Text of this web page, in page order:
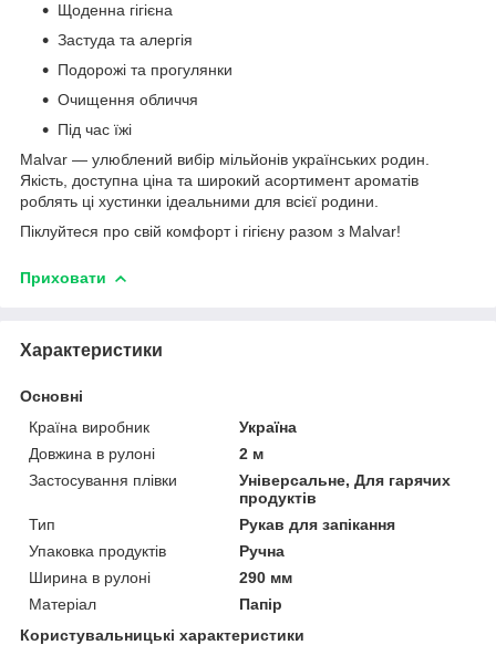
Щоденна гігієна
Застуда та алергія
Подорожі та прогулянки
Очищення обличчя
Під час їжі
Malvar — улюблений вибір мільйонів українських родин.
Якість, доступна ціна та широкий асортимент ароматів
роблять ці хустинки ідеальними для всієї родини.
Піклуйтеся про свій комфорт і гігієну разом з Malvar!
Приховати
Характеристики
Основні
Країна виробник
Україна
Довжина в рулоні
2 м
Застосування плівки
Універсальне, Для гарячих
продуктів
Тип
Рукав для запікання
Упаковка продуктів
Ручна
Ширина в рулоні
290 мм
Матеріал
Папір
Користувальницькі характеристики